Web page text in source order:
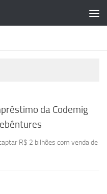
da Codemig
R$ 2 bilhões com venda de